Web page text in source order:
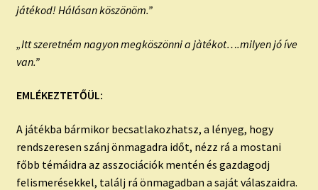
játékod! Hálásan köszönöm.”
„Itt szeretném nagyon megköszönni a jàtékot….milyen jó íve
van.”
EMLÉKEZTETŐÜL:
A játékba bármikor becsatlakozhatsz, a lényeg, hogy
rendszeresen szánj önmagadra időt, nézz rá a mostani
főbb témáidra az asszociációk mentén és gazdagodj
felismerésekkel, találj rá önmagadban a saját válaszaidra.